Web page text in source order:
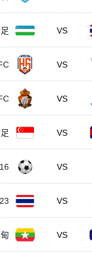
VS
VS
VS
VS
VS
VS
VS